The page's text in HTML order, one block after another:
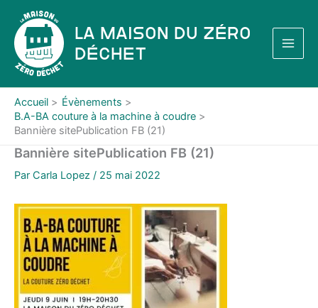
contenu
La Maison du Zéro
Déchet
Accueil
Évènements
B.A-BA couture à la machine à coudre
Bannière sitePublication FB (21)
Bannière sitePublication FB (21)
Par Carla Lopez / 25 mai 2022